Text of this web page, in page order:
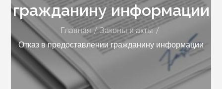
гражданину информации
Главная
Законы и акты
Отказ в предоставлении гражданину информации